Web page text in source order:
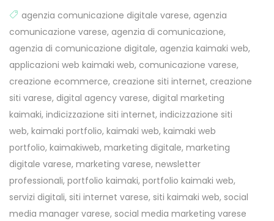
agenzia comunicazione digitale varese, agenzia
comunicazione varese, agenzia di comunicazione,
agenzia di comunicazione digitale, agenzia kaimaki web,
applicazioni web kaimaki web, comunicazione varese,
creazione ecommerce, creazione siti internet, creazione
siti varese, digital agency varese, digital marketing
kaimaki, indicizzazione siti internet, indicizzazione siti
web, kaimaki portfolio, kaimaki web, kaimaki web
portfolio, kaimakiweb, marketing digitale, marketing
digitale varese, marketing varese, newsletter
professionali, portfolio kaimaki, portfolio kaimaki web,
servizi digitali, siti internet varese, siti kaimaki web, social
media manager varese, social media marketing varese